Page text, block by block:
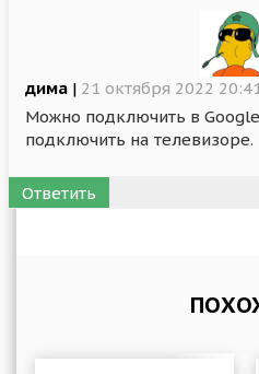
дима | 21 октября 2022
Можно подключить в
подключить на телевизоре.
Ответить